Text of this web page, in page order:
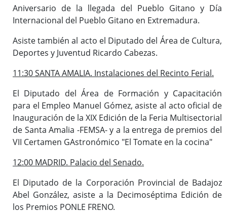
Aniversario de la llegada del Pueblo Gitano y Día
Internacional del Pueblo Gitano en Extremadura.
Asiste también al acto el Diputado del Área de Cultura,
Deportes y Juventud Ricardo Cabezas.
11:30 SANTA AMALIA. Instalaciones del Recinto Ferial.
El Diputado del Área de Formación y Capacitación
para el Empleo Manuel Gómez, asiste al acto oficial de
Inauguración de la XIX Edición de la Feria Multisectorial
de Santa Amalia -FEMSA- y a la entrega de premios del
VII Certamen GAstronómico "El Tomate en la cocina"
12:00 MADRID. Palacio del Senado.
El Diputado de la Corporación Provincial de Badajoz
Abel González, asiste a la Decimoséptima Edición de
los Premios PONLE FRENO.